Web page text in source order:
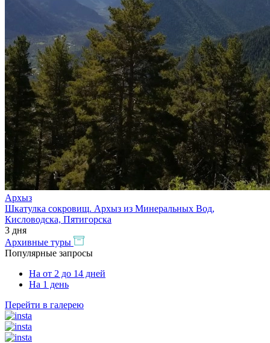
Архыз
Шкатулка сокровищ. Архыз из Минеральных Вод,
Кисловодска, Пятигорска
3 дня
Архивные туры
Популярные запросы
На от 2 до 14 дней
На 1 день
Перейти в галерею